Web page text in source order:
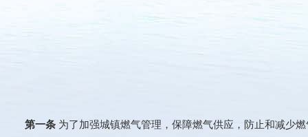
第一条 为了加强城镇燃气管理，保障燃气供应，防止和减少